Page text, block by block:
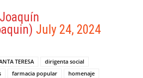
July 24, 2024
TERESA
dirigenta social
farmacia popular
homenaje